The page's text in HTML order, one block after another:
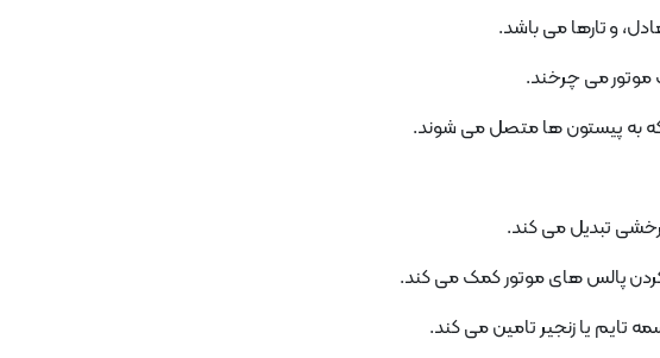
و تارها می باشد.
موتور می چرخند.
به پیستون ها متصل می شوند.
تبدیل می کند.
کردن پالس های موتور کمک می کند.
تایم یا زنجیر تامین می کند.